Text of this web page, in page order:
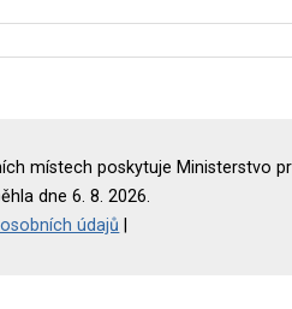
místech poskytuje Ministerstvo
dne 6. 8. 2026.
údajů